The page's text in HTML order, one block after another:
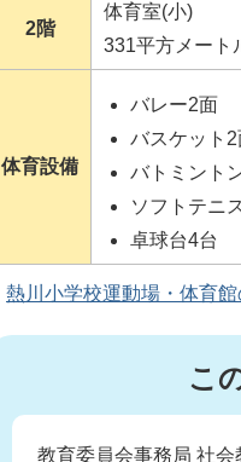
2階
体育室(小)
331平方メート
体育設備
バレー2面
バスケット2
バトミント
ソフトテニ
卓球台4台
熱川小学校運動場・体育
こ
教育委員会事務局 社会